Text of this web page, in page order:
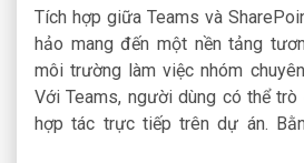
Tích hợp giữa Teams và
hảo mang đến một nền tảng
môi trường làm việc nhóm
Với Teams, người dùng có thể
hợp tác trực tiếp trên dự án.